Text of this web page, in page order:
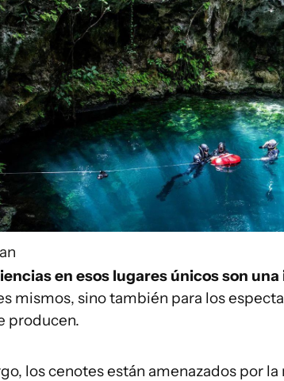
en esos lugares únicos son
mismos, sino también para los
producen.
los cenotes están amenazados por